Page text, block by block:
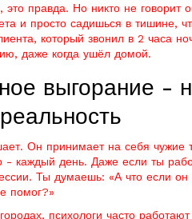
это правда. Но никто не говорит
и просто садишься в тишине,
который звонил в 2 часа
даже когда ушёл домой.
выгорание -
Он принимает на себя чужие
- каждый день. Даже если ты
Ты думаешь: «А что если
помог?»
психологи часто